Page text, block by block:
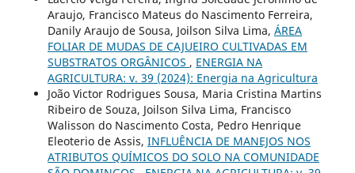
Araujo, Francisco Mateus do Nascimento Ferreira,
Danily Araujo de Sousa, Joilson Silva Lima, ÁREA
FOLIAR DE MUDAS DE CAJUEIRO CULTIVADAS EM
SUBSTRATOS ORGÂNICOS , ENERGIA NA
AGRICULTURA: v. 39 (2024): Energia na Agricultura
João Victor Rodrigues Sousa, Maria Cristina Martins
Ribeiro de Souza, Joilson Silva Lima, Francisco
Walisson do Nascimento Costa, Pedro Henrique
Eleoterio de Assis, INFLUÊNCIA DE MANEJOS NOS
ATRIBUTOS QUÍMICOS DO SOLO NA COMUNIDADE